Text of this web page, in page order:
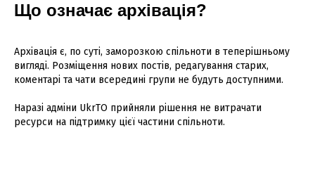
Що означає архівація?
Архівація є, по суті, заморозкою спільноти в теперішньому
вигляді. Розміщення нових постів, редагування старих,
коментарі та чати всередині групи не будуть доступними.
Наразі адміни UkrTO прийняли рішення не витрачати
ресурси на підтримку цієї частини спільноти.